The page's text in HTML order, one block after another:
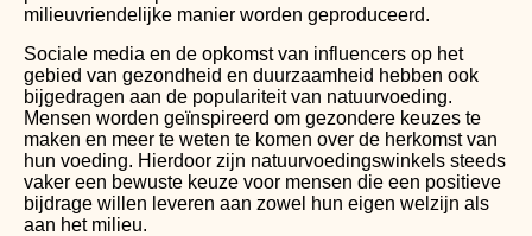
milieuvriendelijke manier worden geproduceerd.
Sociale media en de opkomst van influencers op het
gebied van gezondheid en duurzaamheid hebben ook
bijgedragen aan de populariteit van natuurvoeding.
Mensen worden geïnspireerd om gezondere keuzes te
maken en meer te weten te komen over de herkomst van
hun voeding. Hierdoor zijn natuurvoedingswinkels steeds
vaker een bewuste keuze voor mensen die een positieve
bijdrage willen leveren aan zowel hun eigen welzijn als
aan het milieu.